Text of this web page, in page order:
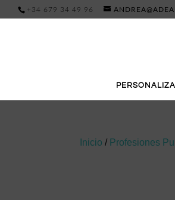
+34 679 34 49 96
PERSONALIZA
Inicio / Profesiones